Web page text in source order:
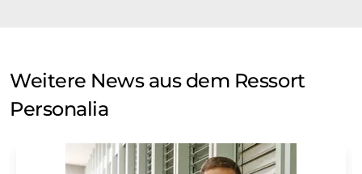
Weitere News aus dem Ressort
Personalia